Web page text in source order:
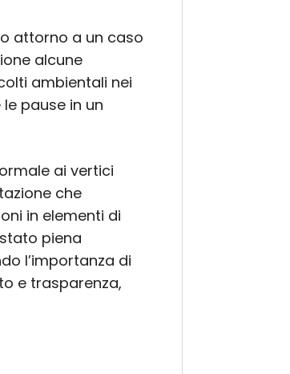
attorno a un caso
alcune
ambientali nei
pause in un
ai vertici
che
in elementi di
piena
l’importanza di
e trasparenza,